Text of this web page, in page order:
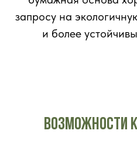
запросу на
и более
Возможности